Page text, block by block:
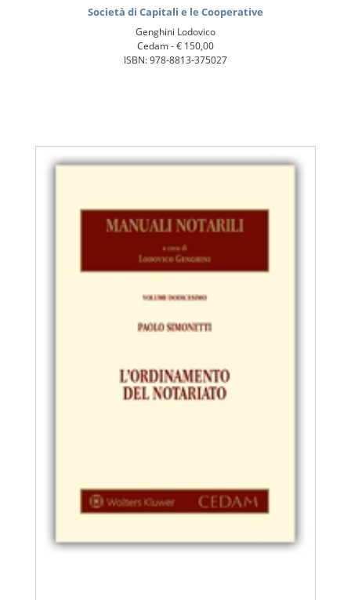
Società di Capitali e le Cooperative
Genghini Lodovico
Cedam -€ 150,00
ISBN: 978-8813-375027